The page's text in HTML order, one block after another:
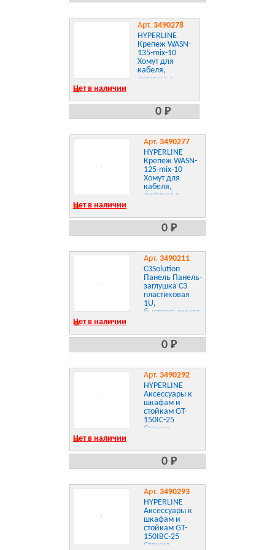
Арт. 3490278
HYPERLINE
Крепеж WASN-
135-mix-10
Хомут для
кабеля,
липучка с
135x14мм, цвет
в ассортименте
Нет в наличии
0 Р
Арт. 3490277
HYPERLINE
Крепеж WASN-
125-mix-10
Хомут для
кабеля,
липучка с
125x14мм, цвет
в ассортименте
Нет в наличии
0 Р
Арт. 3490211
C3Solution
Панель Панель-
заглушка C3
пластиковая
1U,
быстросъемная
Нет в наличии
0 Р
Арт. 3490292
HYPERLINE
Аксессуары к
шкафам и
стойкам GT-
150IC-25
Стяжка
безгалогенная
Нет в наличии
0 Р
Арт. 3490293
HYPERLINE
Аксессуары к
шкафам и
стойкам GT-
150IBC-25
Стяжка